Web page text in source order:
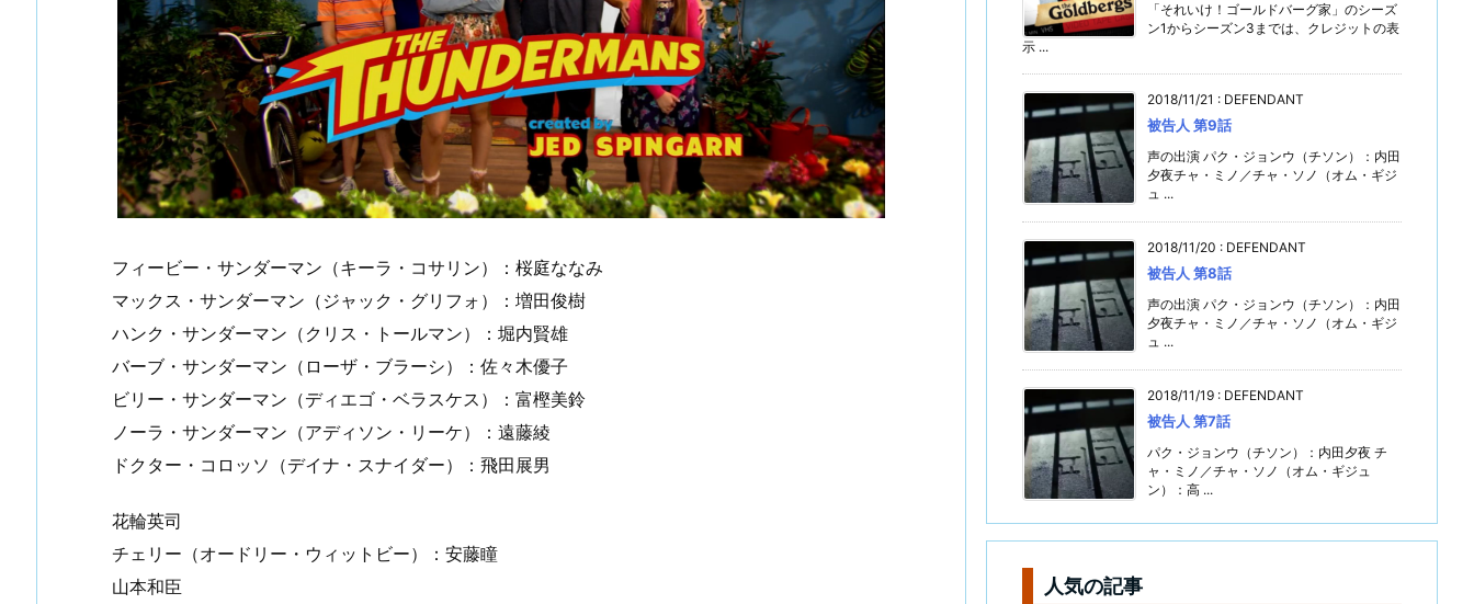
フィービー・サンダーマン（キーラ・コサリン）：桜庭ななみ
マックス・サンダーマン（ジャック・グリフォ）：増田俊樹
ハンク・サンダーマン（クリス・トールマン）：堀内賢雄
バーブ・サンダーマン（ローザ・ブラーシ）：佐々木優子
ビリー・サンダーマン（ディエゴ・ベラスケス）：富樫美鈴
ノーラ・サンダーマン（アディソン・リーケ）：遠藤綾
ドクター・コロッソ（デイナ・スナイダー）：飛田展男
花輪英司
チェリー（オードリー・ウィットビー）：安藤瞳
山本和臣
「それいけ！ゴールドバーグ家」のシーズ
ン1からシーズン3までは、クレジットの表
示 ...
2018/11/21 : DEFENDANT
被告人 第9話
声の出演 パク・ジョンウ（チソン）：内田
夕夜チャ・ミノ／チャ・ソノ（オム・ギジ
ュ ...
2018/11/20 : DEFENDANT
被告人 第8話
声の出演 パク・ジョンウ（チソン）：内田
夕夜チャ・ミノ／チャ・ソノ（オム・ギジ
ュ ...
2018/11/19 : DEFENDANT
被告人 第7話
パク・ジョンウ（チソン）：内田夕夜 チ
ャ・ミノ／チャ・ソノ（オム・ギジュ
ン）：高 ...
人気の記事